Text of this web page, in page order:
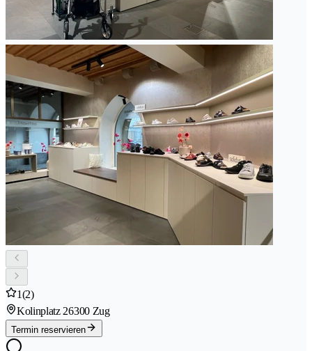
1(2)
Kolinplatz 26300 Zug
Termin reservieren